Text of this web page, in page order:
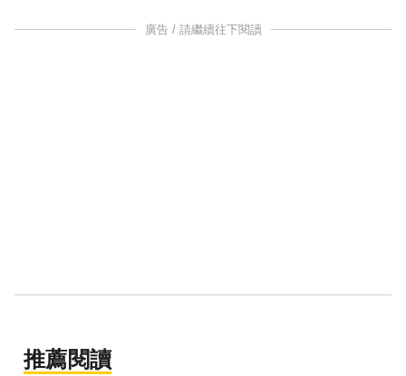
廣告 / 請繼續往下閱讀
推薦閱讀